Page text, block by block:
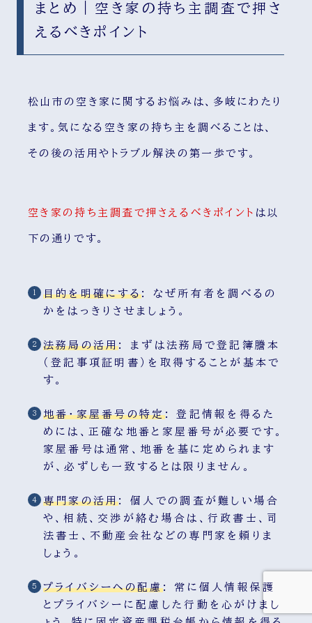
まとめ｜空き家の持ち主調査で押さ
えるべきポイント
松山市の空き家に関するお悩みは、多岐にわたり
ます。気になる空き家の持ち主を調べることは、
その後の活用やトラブル解決の第一歩です。
空き家の持ち主調査で押さえるべきポイント は以
下の通りです。
目的を明確にする:
なぜ所有者を調べるの
かをはっきりさせましょう。
法務局の活用:
まずは法務局で登記簿謄本
（登記事項証明書）を取得することが基本で
す。
地番・家屋番号の特定:
登記情報を得るた
めには、正確な地番と家屋番号が必要です。
家屋番号は通常、地番を基に定められます
が、必ずしも一致するとは限りません。
専門家の活用:
個人での調査が難しい場合
や、相続、交渉が絡む場合は、行政書士、司
法書士、不動産会社などの専門家を頼りま
しょう。
プライバシーへの配慮:
常に個人情報保護
とプライバシーに配慮した行動を心がけまし